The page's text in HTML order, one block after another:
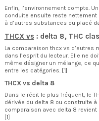
Enfin, l’environnement compte.
conduite ensuite reste nettement
à d’autres substances ou placé
THCX vs : delta 8, THC
La comparaison thcx vs
dans l’esprit du lecteur. Elle ne
même désigner un mélange, ce
entre les catégories. [1]
THCX vs delta 8
Dans le récit le plus fréquent, le
dérivée du delta 8 ou construite à
comparaison avec delta 8
[1]